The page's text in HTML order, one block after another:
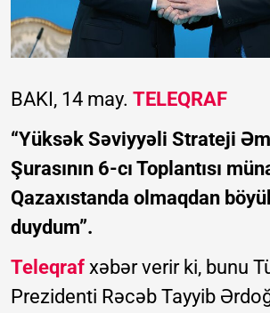
BAKI, 14 may. TELEQRAF
“Yüksək Səviyyəli Strateji
Şurasının 6-cı Toplantısı
Qazaxıstanda olmaqdan
duydum”.
Teleqraf xəbər verir ki, bunu
Prezidenti Rəcəb Tayyib